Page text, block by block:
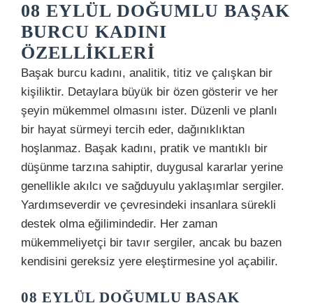
08 EYLÜL DOĞUMLU BAŞAK
BURCU KADINI
ÖZELLIKLERI
Başak burcu kadını, analitik, titiz ve çalışkan bir
kişiliktir. Detaylara büyük bir özen gösterir ve her
şeyin mükemmel olmasını ister. Düzenli ve planlı
bir hayat sürmeyi tercih eder, dağınıklıktan
hoşlanmaz. Başak kadını, pratik ve mantıklı bir
düşünme tarzına sahiptir, duygusal kararlar yerine
genellikle akılcı ve sağduyulu yaklaşımlar sergiler.
Yardımseverdir ve çevresindeki insanlara sürekli
destek olma eğilimindedir. Her zaman
mükemmeliyetçi bir tavır sergiler, ancak bu bazen
kendisini gereksiz yere eleştirmesine yol açabilir.
08 EYLÜL DOĞUMLU BAŞAK